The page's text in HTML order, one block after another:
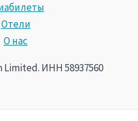
Отели
О нас
Limited. ИНН 58937560